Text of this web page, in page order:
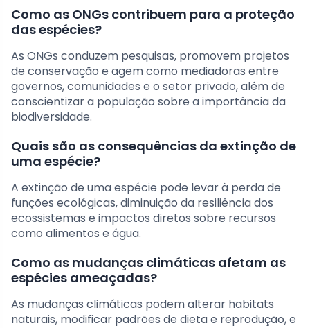
Como as ONGs contribuem para a proteção
das espécies?
As ONGs conduzem pesquisas, promovem projetos
de conservação e agem como mediadoras entre
governos, comunidades e o setor privado, além de
conscientizar a população sobre a importância da
biodiversidade.
Quais são as consequências da extinção de
uma espécie?
A extinção de uma espécie pode levar à perda de
funções ecológicas, diminuição da resiliência dos
ecossistemas e impactos diretos sobre recursos
como alimentos e água.
Como as mudanças climáticas afetam as
espécies ameaçadas?
As mudanças climáticas podem alterar habitats
naturais, modificar padrões de dieta e reprodução, e